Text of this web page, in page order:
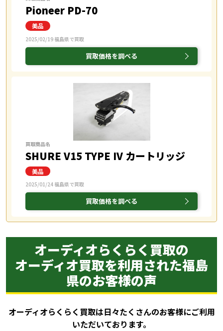
Pioneer PD-70
2025/02/19 福島県で買取
買取価格を調べる
買取商品名
SHURE V15 TYPE IV カートリッジ
2025/01/24 福島県で買取
買取価格を調べる
オーディオらくらく買取の
オーディオ買取を利用された福島
県のお客様の声
オーディオらくらく買取は日々たくさんのお客様にご利用
いただいております。